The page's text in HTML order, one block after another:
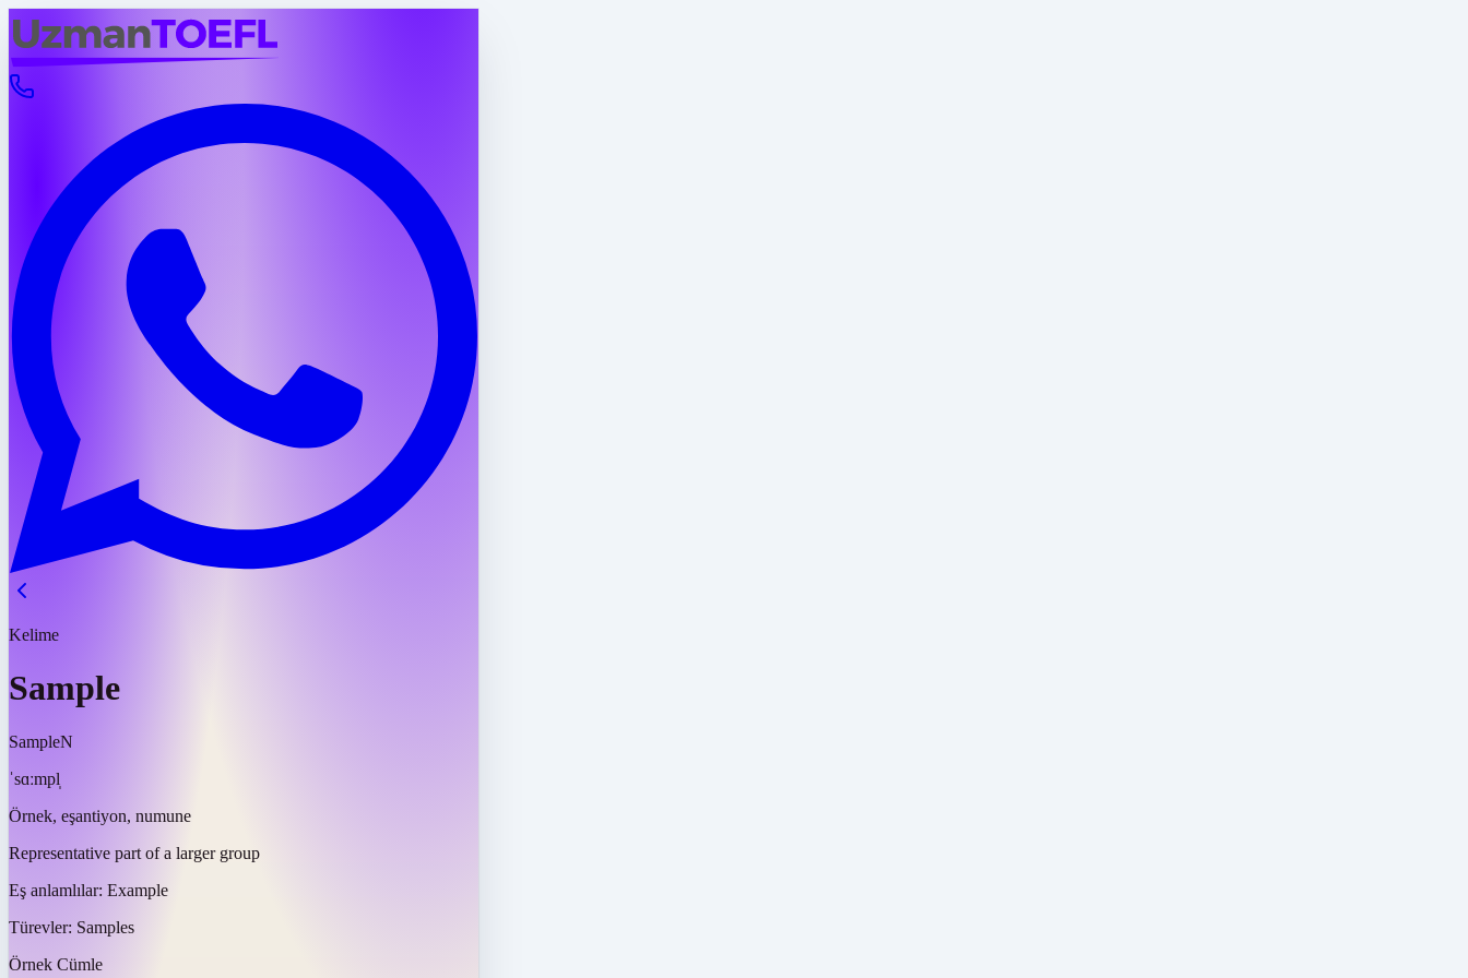
Kelime
Sample
SampleN
ˈsɑːmpl̩
Örnek, eşantiyon, numune
Representative part of a larger group
Eş anlamlılar: Example
Türevler: Samples
Örnek Cümle